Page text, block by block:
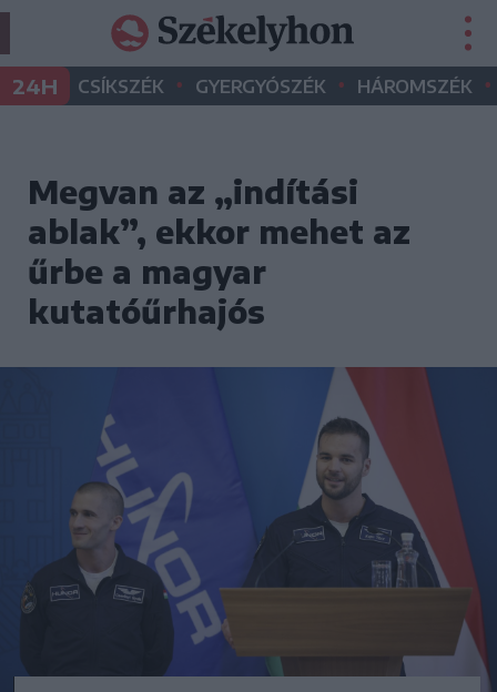
24H CSÍKSZÉK • GYERGYÓSZÉK • HÁROMSZÉK •
Megvan az „indítási
ablak”, ekkor mehet az
űrbe a magyar
kutatóűrhajós